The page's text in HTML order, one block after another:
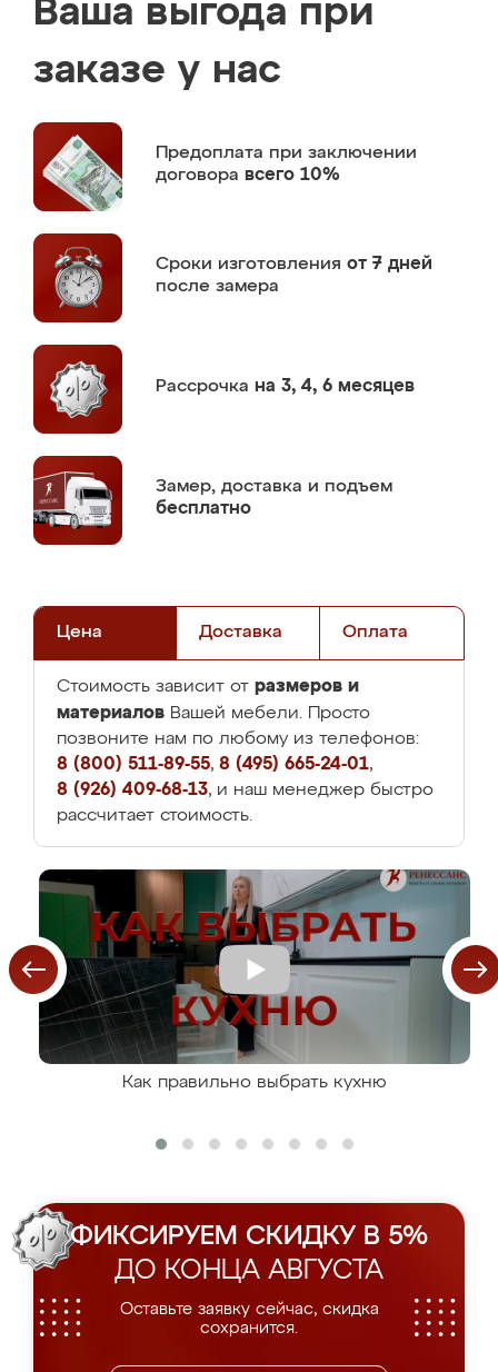
Ваша выгода при
заказе у нас
Предоплата при заключении
договора всего 10%
Сроки изготовления от 7 дней
после замера
Рассрочка на 3, 4, 6 месяцев
Замер, доставка и подъем
бесплатно
Цена Доставка Оплата
Стоимость зависит от размеров и
материалов Вашей мебели. Просто
позвоните нам по любому из телефонов:
8 (800) 511-89-55, 8 (495) 665-24-01,
8 (926) 409-68-13, и наш менеджер быстро
рассчитает стоимость.
Как правильно выбрать кухню
ФИКСИРУЕМ СКИДКУ В 5%
ДО КОНЦА АВГУСТА
Оставьте заявку сейчас, скидка
сохранится.